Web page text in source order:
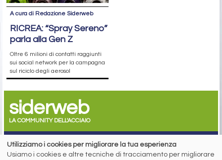
A cura di Redazione Siderweb
RICREA: “Spray Sereno”
parla alla Gen Z
Oltre 6 milioni di contatti raggiunti
sui social network per la campagna
sul riciclo degli aerosol
siderweb
LA COMMUNITY DELL'ACCIAIO
Siderweb S.p.A. SB Società del gruppo Morandi Group s.r.l.
ISSN 2532-2982
Utilizziamo i cookies per migliorare la tua esperienza
Usiamo i cookies e altre tecniche di tracciamento per migliorare